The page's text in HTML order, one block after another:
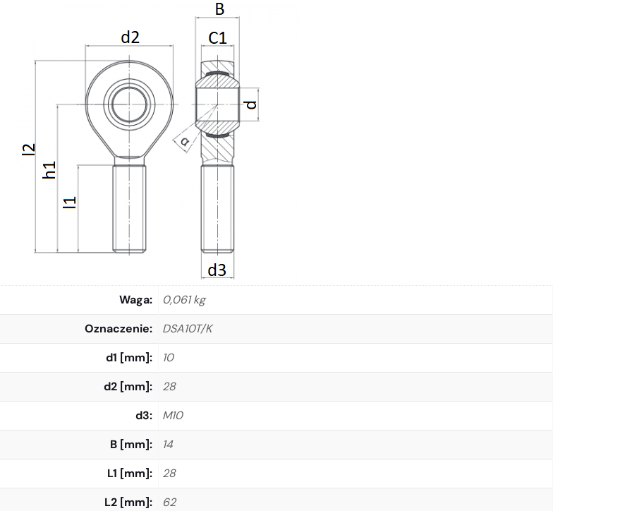
Waga
0,061 kg
Oznaczenie
DSA10T/K
d1 [mm]
10
d2 [mm]
28
d3
M10
B [mm]
14
L1 [mm]
28
L2 [mm]
62